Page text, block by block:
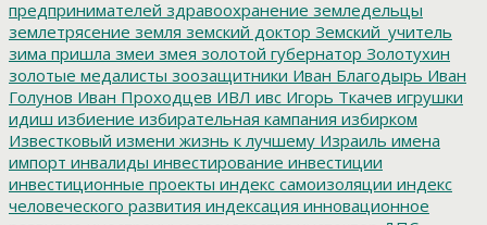
предпринимателей здравоохранение земледельцы
землетрясение земля земский доктор Земский_учитель
зима пришла змеи змея золотой губернатор Золотухин
золотые медалисты зоозащитники Иван Благодырь Иван
Голунов Иван Проходцев ИВЛ ивс Игорь Ткачев игрушки
идиш избиение избирательная кампания избирком
Известковый измени жизнь к лучшему Израиль имена
импорт инвалиды инвестирование инвестиции
инвестиционные проекты индекс самоизоляции индекс
человеческого развития индексация инновационное